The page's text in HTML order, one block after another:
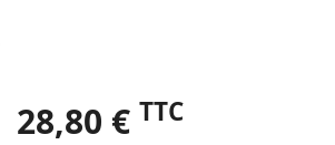
28,80 € TTC